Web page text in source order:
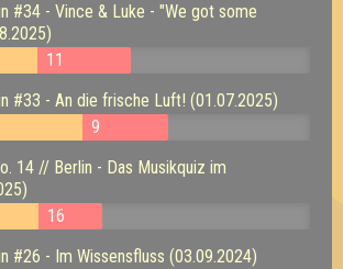
#34 - Vince & Luke - "We got some
11
#33 - An die frische Luft! (01.07.2025)
9
14 // Berlin - Das Musikquiz im
16
#26 - Im Wissensfluss (03.09.2024)